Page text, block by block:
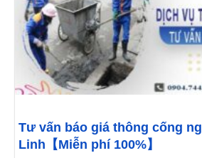
Tư vấn báo giá thông cống
Linh【Miễn phí 100%】